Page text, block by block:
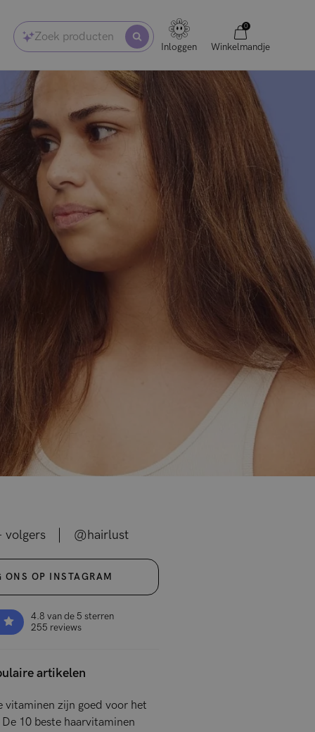
Zoek producten
Inloggen
0
Winkelmandje
volgers @hairlust
ONS OP INSTAGRAM
4.8 van de 5 sterren
255 reviews
artikelen
vitaminen zijn goed voor het
De 10 beste haarvitaminen